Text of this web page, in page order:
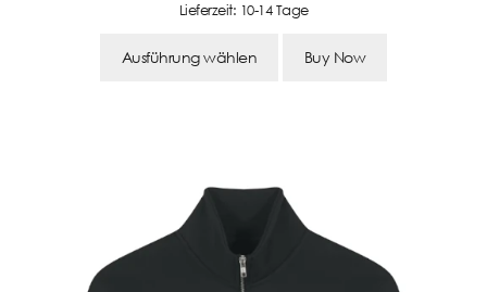
Lieferzeit: 10-14 Tage
Ausführung wählen Buy Now